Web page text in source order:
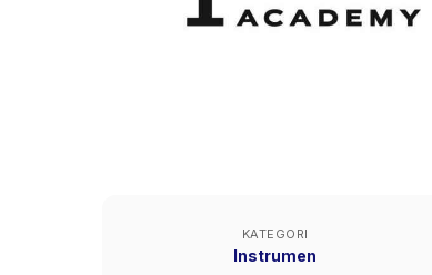
KATEGORI
Instrumen